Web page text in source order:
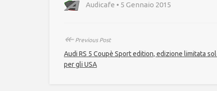
Audicafe • 5 Gennaio 2015
↞Previous Post
Audi RS 5 Coupè Sport edition, edizione limitata
per gli USA